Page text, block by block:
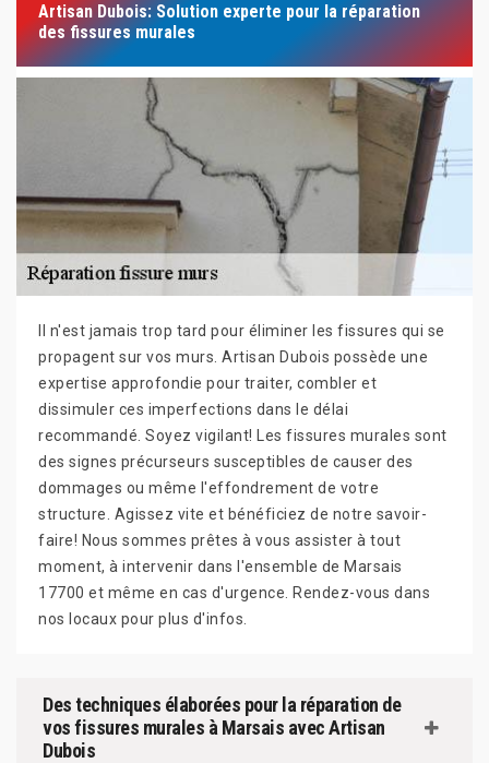
Artisan Dubois: Solution experte pour la réparation
des fissures murales
Il n'est jamais trop tard pour éliminer les fissures qui se
propagent sur vos murs. Artisan Dubois possède une
expertise approfondie pour traiter, combler et
dissimuler ces imperfections dans le délai
recommandé. Soyez vigilant! Les fissures murales sont
des signes précurseurs susceptibles de causer des
dommages ou même l'effondrement de votre
structure. Agissez vite et bénéficiez de notre savoir-
faire! Nous sommes prêtes à vous assister à tout
moment, à intervenir dans l'ensemble de Marsais
17700 et même en cas d'urgence. Rendez-vous dans
nos locaux pour plus d'infos.
Des techniques élaborées pour la réparation de
vos fissures murales à Marsais avec Artisan
Dubois